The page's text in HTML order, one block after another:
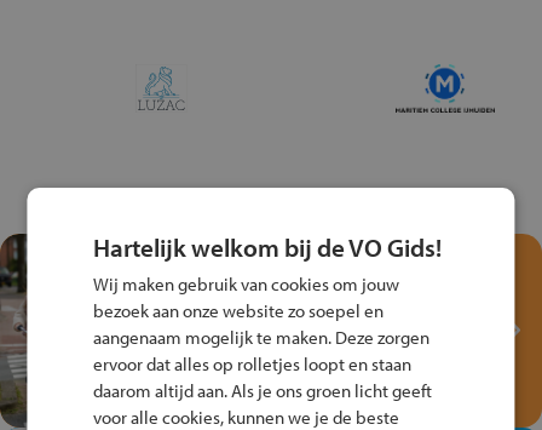
Test je kennis met het
Fiets Veilig
Verkeersspel!
Speel het Fiets Veilig Verkeersspel
en win een Cortina-fiets!
Hartelijk welkom bij de VO Gids!
Wij maken gebruik van cookies om jouw
bezoek aan onze website zo soepel en
aangenaam mogelijk te maken. Deze zorgen
ervoor dat alles op rolletjes loopt en staan
daarom altijd aan. Als je ons groen licht geeft
voor alle cookies, kunnen we je de beste